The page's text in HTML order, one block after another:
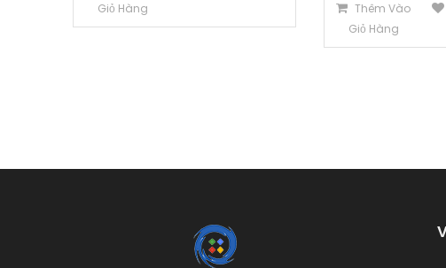
Giỏ Hàng
Thêm Vào
Giỏ Hàng